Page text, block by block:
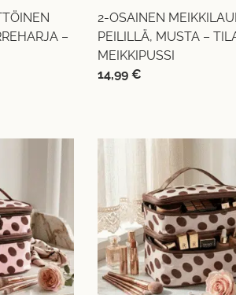
–
2-OSAINEN
PEILILLÄ, MUSTA –
MEIKKIPUSSI
14,99€